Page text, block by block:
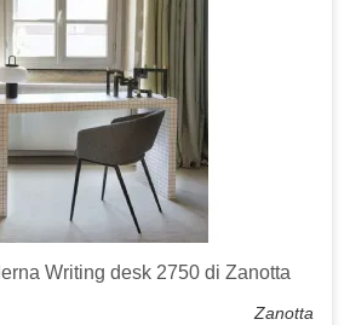
Writing desk 2750 di Zanotta
Zanotta